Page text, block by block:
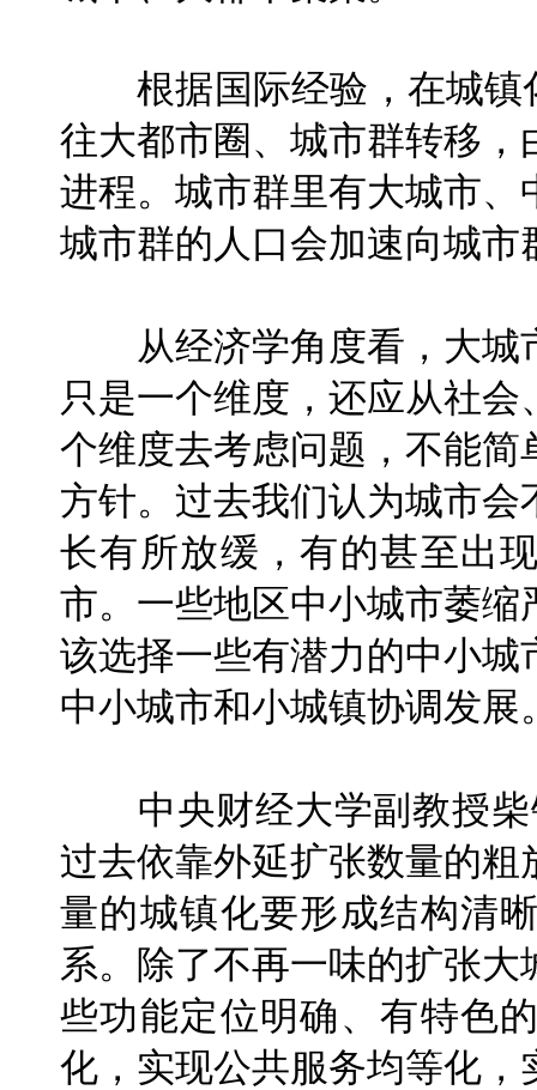
根据国际经验，在城镇
往大都市圈、城市群转移
进程。城市群里有大城市
城市群的人口会加速向城市
从经济学角度看，大城
只是一个维度，还应从社
个维度去考虑问题，不能
方针。过去我们认为城市
长有所放缓，有的甚至出
市。一些地区中小城市萎
该选择一些有潜力的中小
中小城市和小城镇协调发展
中央财经大学副教授柴
过去依靠外延扩张数量的
量的城镇化要形成结构清
系。除了不再一味的扩张
些功能定位明确、有特色
化，实现公共服务均等化